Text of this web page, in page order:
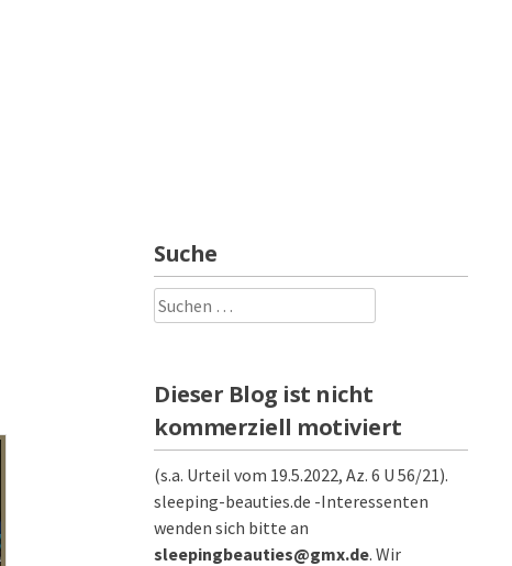
Suche
Suchen
nach:
Dieser Blog ist nicht
kommerziell motiviert
(s.a. Urteil vom 19.5.2022, Az. 6 U 56/21).
sleeping-beauties.de -Interessenten
wenden sich bitte an
sleepingbeauties@gmx.de. Wir